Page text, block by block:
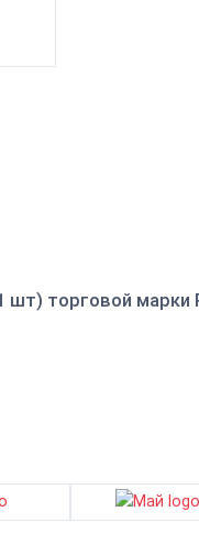
торговой марки